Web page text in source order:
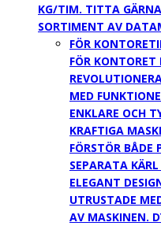
KG/TIM. TITTA
SORTIMENT AV
FÖR KONTORET
FÖR
MED
ENKLARE OCH
KRAFTIGA
FÖRSTÖR BÅDE
SEPARATA
ELEGANT
UTRUSTADE
AV MASKINEN.